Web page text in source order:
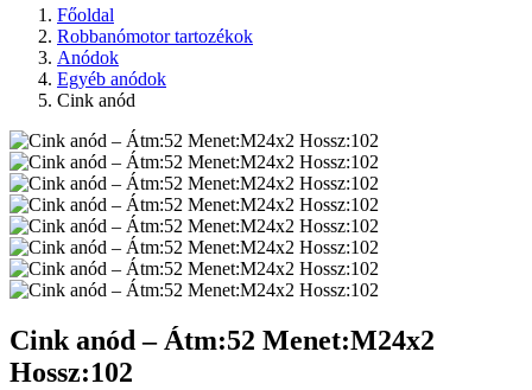
Főoldal
Robbanómotor tartozékok
Anódok
Egyéb anódok
Cink anód
Cink anód – Átm:52 Menet:M24x2
Hossz:102